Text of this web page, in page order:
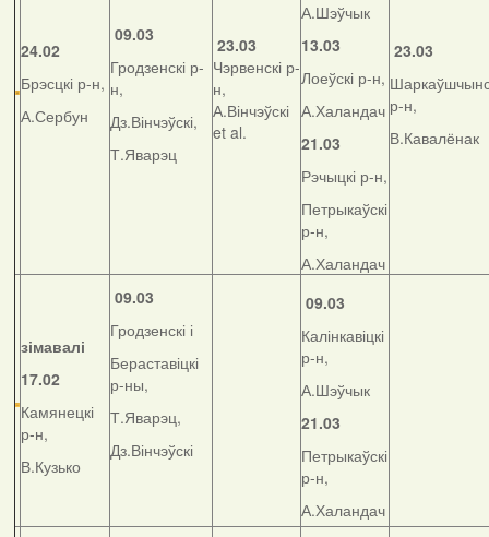
24.02
Брэсцкі р-н,
А.Сербун
09.03
Гродзенскі р-
н,
Дз.Вінчэўскі,
Т.Яварэц
23.03
Чэрвенскі р-
н,
А.Вінчэўскі
et al.
А.Шэўчык
13.03
Лоеўскі р-н,
А.Халандач
21.03
Рэчыцкі р-н,
Петрыкаўскі
р-н,
А.Халандач
23.03
р-н,
В.Кавалёнак
зімавалі
17.02
Камянецкі
р-н,
В.Кузько
09.03
Гродзенскі і
Бераставіцкі
р-ны,
Т.Яварэц,
Дз.Вінчэўскі
09.03
Калінкавіцкі
р-н,
А.Шэўчык
21.03
Петрыкаўскі
р-н,
А.Халандач